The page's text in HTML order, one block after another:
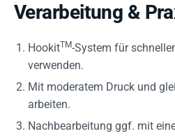
Verarbeitung &
HookitTM-System für
verwenden.
Mit moderatem Druck und
arbeiten.
Nachbearbeitung ggf. mit